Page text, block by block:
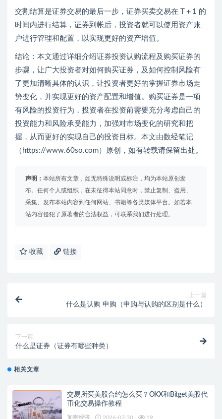
交割结算是证券交易的最后一步，证券买卖交易在 T＋1 的
时间内进行结算，证券到帐后，投资者就可以使用资产账
户进行管理和配置，以实现更好的资产增值。
结论：本文通过详细介绍证券投资认购流程及购买证券的
步骤，让广大投资者对如何购买证券，及如何控制风险有
了更加清晰具体的认识，让投资者更好的掌握证券市场走
势变化，并实现更好的资产配置和增值。购买证券是一项
有风险的投资行为，投资者在投资前需要充分考虑自己的
投资能力和风险承受能力，加强对市场变化的研究和把
握，从而更好的实现自己的投资目标。本文由数经笔记
（https://www.60so.com）原创，如有转载请保留出处。
声明： 本站所有文章，如无特殊说明或标注，均为本站原创发
布。任何个人或组织，在未征得本站同意时，禁止复制、盗用、
采集、发布本站内容到任何网站、书籍等各类媒体平台。如若本
站内容侵犯了原著者的合法权益，可联系我们进行处理。
收藏 链接
上一篇
什么是认购 申购（申购与认购的区别是什么）
下一篇
什么是证券（证券有哪些种类）
相关文章
交易所买美股合约怎么买？OKX和Bitget美股代
币化交易操作教程
加密经济 2026-07-30 19